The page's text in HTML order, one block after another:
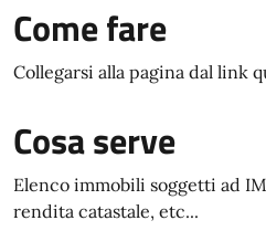
Come fare
Collegarsi alla pagina dal link
Cosa serve
Elenco immobili soggetti ad
rendita catastale, etc...